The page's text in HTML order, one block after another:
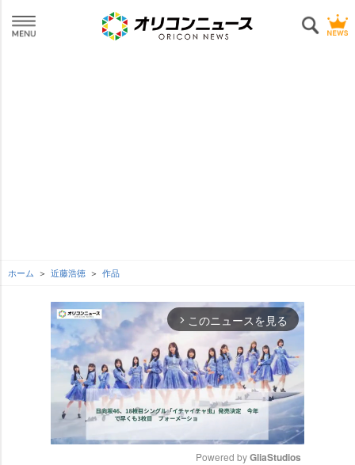
ホーム 近藤浩徳 作品
arrow_forward_ios このニュースを見る
Powered by GliaStudios